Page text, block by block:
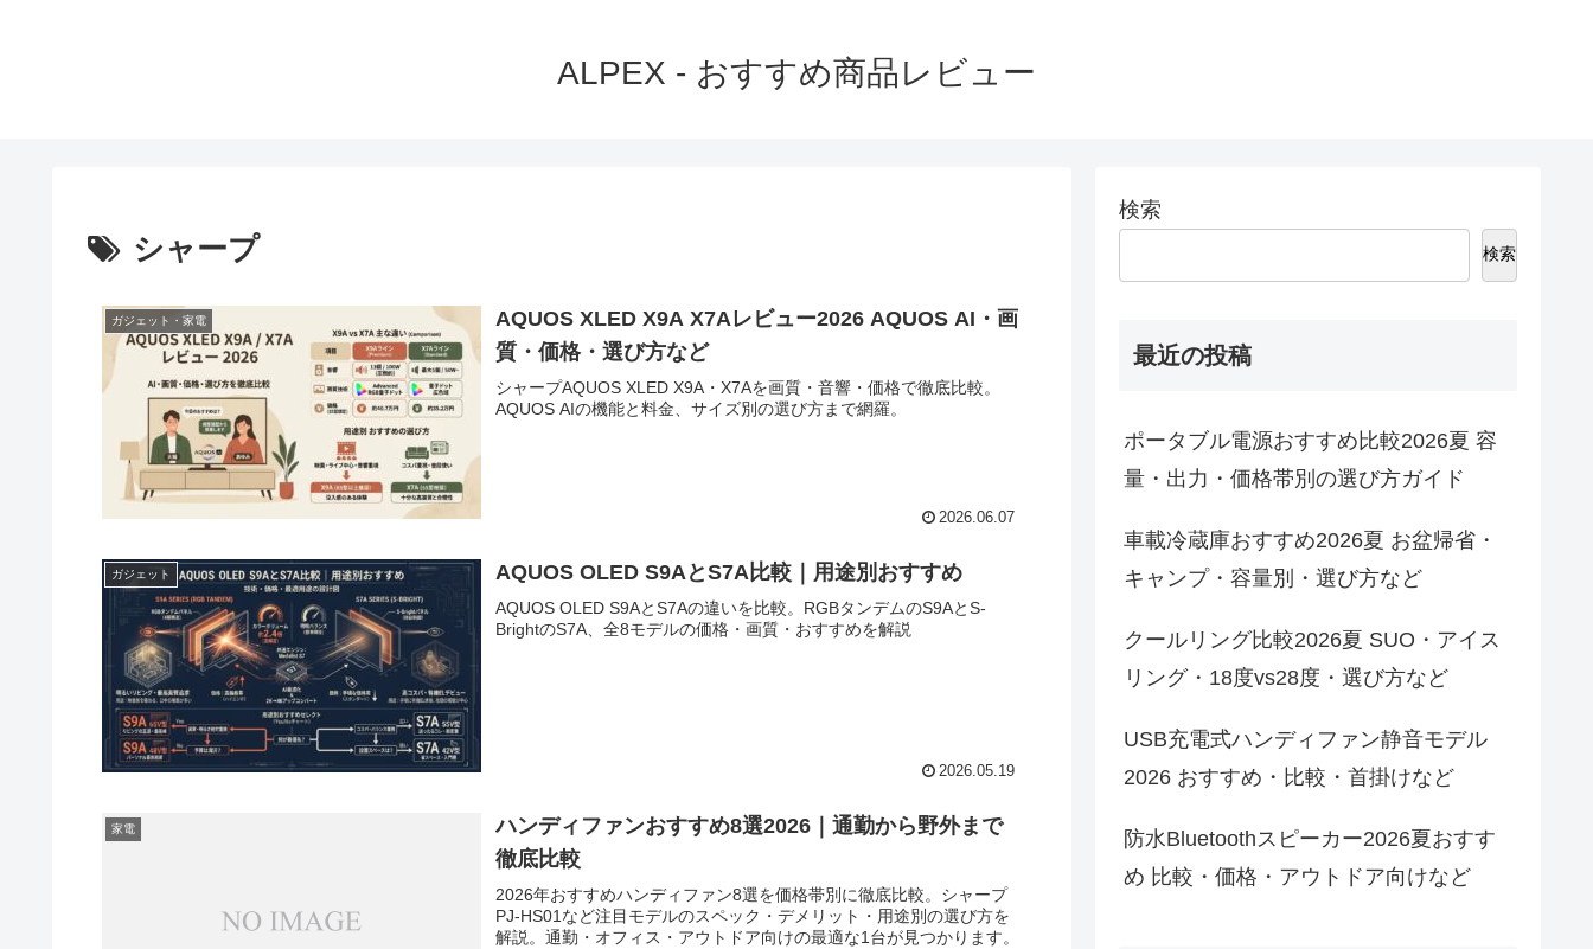
ALPEX - おすすめ商品レビュー
シャープ
ガジェット・家電
AQUOS XLED X9A X7Aレビュー2026 AQUOS AI・画
質・価格・選び方など
シャープAQUOS XLED X9A・X7Aを画質・音響・価格で徹底比較。
AQUOS AIの機能と料金、サイズ別の選び方まで網羅。
2026.06.07
ガジェット AQUOS OLED S9AとS7A比較｜用途別おすすめ
AQUOS OLED S9AとS7Aの違いを比較。RGBタンデムのS9AとS-
BrightのS7A、全8モデルの価格・画質・おすすめを解説
2026.05.19
家電
ハンディファンおすすめ8選2026｜通勤から野外まで
徹底比較
2026年おすすめハンディファン8選を価格帯別に徹底比較。シャープ
PJ-HS01など注目モデルのスペック・デメリット・用途別の選び方を
解説。通勤・オフィス・アウトドア向けの最適な1台が見つかります。
検索
検索
最近の投稿
ポータブル電源おすすめ比較2026夏 容
量・出力・価格帯別の選び方ガイド
車載冷蔵庫おすすめ2026夏 お盆帰省・
キャンプ・容量別・選び方など
クールリング比較2026夏 SUO・アイス
リング・18度vs28度・選び方など
USB充電式ハンディファン静音モデル
2026 おすすめ・比較・首掛けなど
防水Bluetoothスピーカー2026夏おすす
め 比較・価格・アウトドア向けなど